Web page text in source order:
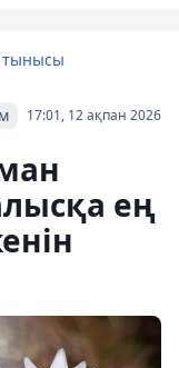
тынысы
17:01, 12 ақпан 2026
ең